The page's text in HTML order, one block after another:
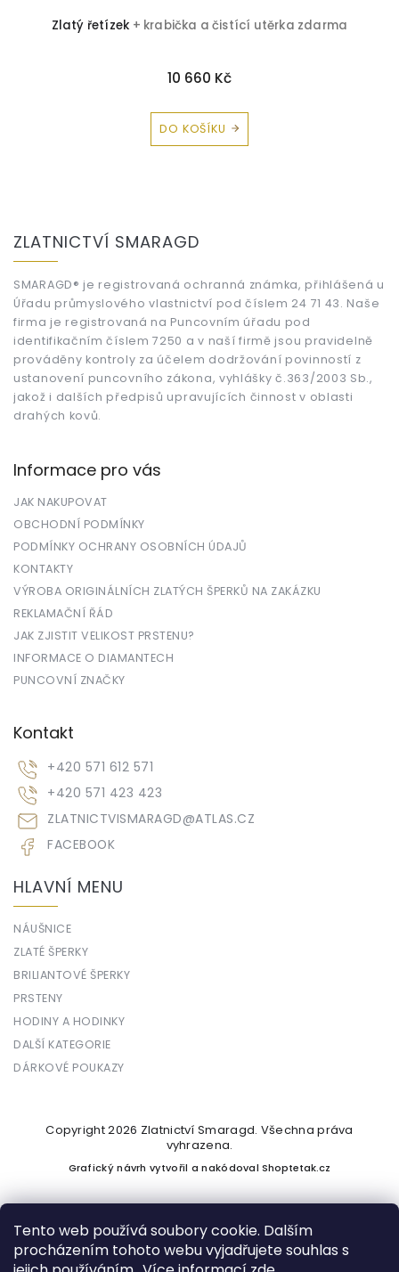
Tento web používá soubory cookie. Dalším
procházením tohoto webu vyjadřujete souhlas s
Zlatý řetízek + krabička a čistící utěrka zdarma
10 660 Kč
DO KOŠÍKU
ZLATNICTVÍ SMARAGD
SMARAGD® je registrovaná ochranná známka, přihlášená u
Úřadu průmyslového vlastnictví pod číslem 24 71 43. Naše
firma je registrovaná na Puncovním úřadu pod
identifikačním číslem 7250 a v naší firmě jsou pravidelně
prováděny kontroly za účelem dodržování povinností z
ustanovení puncovního zákona, vyhlášky č.363/2003 Sb.,
jakož i dalších předpisů upravujících činnost v oblasti
drahých kovů.
Informace pro vás
JAK NAKUPOVAT
OBCHODNÍ PODMÍNKY
PODMÍNKY OCHRANY OSOBNÍCH ÚDAJŮ
KONTAKTY
VÝROBA ORIGINÁLNÍCH ZLATÝCH ŠPERKŮ NA ZAKÁZKU
REKLAMAČNÍ ŘÁD
JAK ZJISTIT VELIKOST PRSTENU?
INFORMACE O DIAMANTECH
PUNCOVNÍ ZNAČKY
Kontakt
ZLATNICTVISMARAGD@ATLAS.CZ
+420 571 612 571
+420 571 423 423
FACEBOOK
HLAVNÍ MENU
NÁUŠNICE
ZLATÉ ŠPERKY
BRILIANTOVÉ ŠPERKY
PRSTENY
HODINY A HODINKY
DALŠÍ KATEGORIE
DÁRKOVÉ POUKAZY
Vytvořil Shoptet
Copyright 2026 Zlatnictví Smaragd. Všechna práva
vyhrazena.
Grafický návrh vytvořil a nakódovalShoptetak.cz